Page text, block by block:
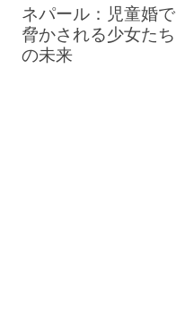
ネパール：児童婚で
脅かされる少女たち
の未来